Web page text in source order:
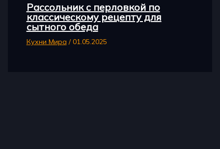
Рассольник с перловкой по
классическому рецепту для
сытного обеда
Кухни Мира /01.05.2025